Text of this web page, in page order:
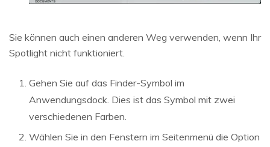
Sie können auch einen anderen Weg verwenden, wenn Ihr
Spotlight nicht funktioniert.
Gehen Sie auf das Finder-Symbol im
Anwendungsdock. Dies ist das Symbol mit zwei
verschiedenen Farben.
Wählen Sie in den Fenstern im Seitenmenü die Option